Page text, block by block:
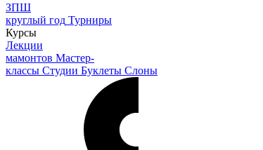
ЗПШ
круглый год Турниры
Курсы
Лекции
мамонтов Мастер-
классы Студии Буклеты Слоны